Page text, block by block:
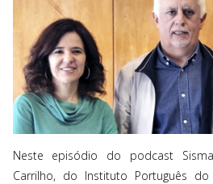
Neste episódio do podcast
Carrilho, do Instituto Português